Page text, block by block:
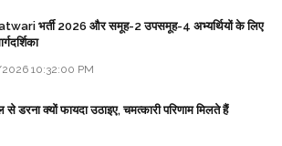
भर्ती 2026 और समूह-2 उपसमूह-4 अभ्यर्थियों के लिए
10:32:00 PM
से डरना क्यों फायदा उठाइए, चमत्कारी परिणाम मिलते हैं